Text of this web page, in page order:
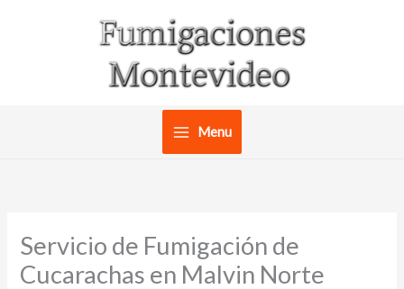
Menu
Servicio de Fumigación de
Cucarachas en Malvin Norte